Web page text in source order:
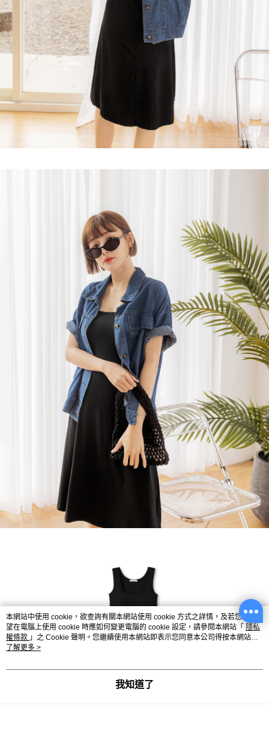
本網站中使用 cookie，欲查詢有關本網站使用 cookie 方式之詳情，及若您不希
望在電腦上使用 cookie 時應如何變更電腦的 cookie 設定，請參閱本網站「 隱私
權條款 」之 Cookie 聲明。您繼續使用本網站即表示您同意本公司得按本網站使
用條款之 Cookie 聲明使用 cookie。
了解更多 >
我知道了